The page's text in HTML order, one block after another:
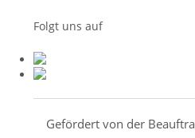
Folgt uns auf
Gefördert von der